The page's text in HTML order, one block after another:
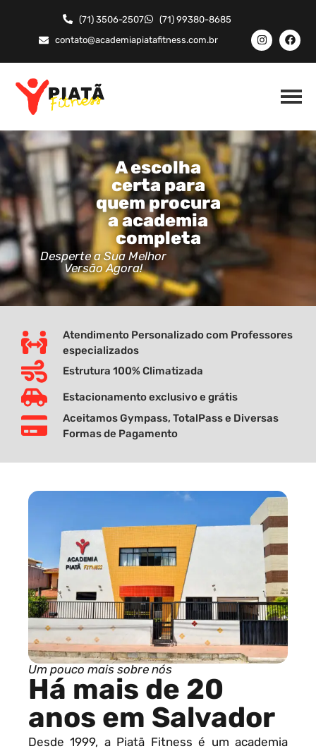
(71) 3506-2507
(71) 99380-8685
contato@academiapiatafitness.com.br
A escolha
certa para
quem procura
a academia
completa
Desperte a Sua Melhor
Versão Agora!
Atendimento Personalizado com Professores
especializados
Estrutura 100% Climatizada
Estacionamento exclusivo e grátis
Aceitamos Gympass, TotalPass e Diversas
Formas de Pagamento
Um pouco mais sobre nós
Há mais de 20
anos em Salvador
Desde 1999, a Piatã Fitness é um academia